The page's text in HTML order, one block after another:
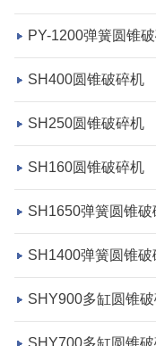
湖北省宜昌市砂石
项目坐标
项目业主
咨
PY-1200弹簧圆锥
SH400圆锥破碎机
SH250圆锥破碎机
SH160圆锥破碎机
SH1650弹簧圆锥破
SH1400弹簧圆锥破
SHY900多缸圆锥
SHY700多缸圆锥